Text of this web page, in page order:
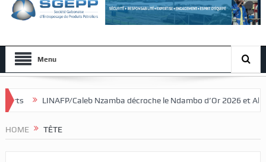
Menu
Nzamba décroche le Ndambo d’Or 2026 et Alain Djissikadié
HOME TÊTE